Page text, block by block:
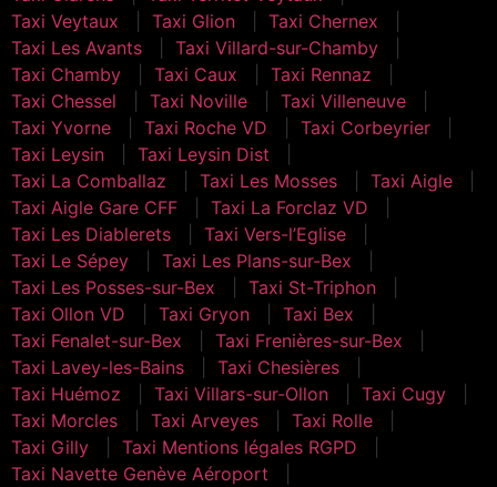
Taxi Veytaux
Taxi Glion
Taxi Chernex
Taxi Les Avants
Taxi Villard-sur-Chamby
Taxi Chamby
Taxi Caux
Taxi Rennaz
Taxi Chessel
Taxi Noville
Taxi Villeneuve
Taxi Yvorne
Taxi Roche VD
Taxi Corbeyrier
Taxi Leysin
Taxi Leysin Dist
Taxi La Comballaz
Taxi Les Mosses
Taxi Aigle
Taxi Aigle Gare CFF
Taxi La Forclaz VD
Taxi Les Diablerets
Taxi Vers-l’Eglise
Taxi Le Sépey
Taxi Les Plans-sur-Bex
Taxi Les Posses-sur-Bex
Taxi St-Triphon
Taxi Ollon VD
Taxi Gryon
Taxi Bex
Taxi Fenalet-sur-Bex
Taxi Frenières-sur-Bex
Taxi Lavey-les-Bains
Taxi Chesières
Taxi Huémoz
Taxi Villars-sur-Ollon
Taxi Cugy
Taxi Morcles
Taxi Arveyes
Taxi Rolle
Taxi Gilly
Taxi Mentions légales RGPD
Taxi Navette Genève Aéroport